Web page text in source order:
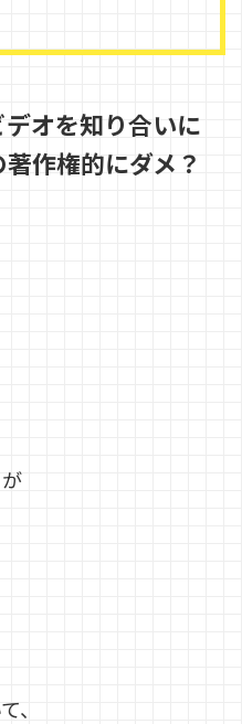
オを知り合いに
作権的にダメ？
、